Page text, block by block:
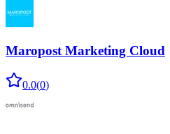
Maropost Marketing Cloud
0.0(0)